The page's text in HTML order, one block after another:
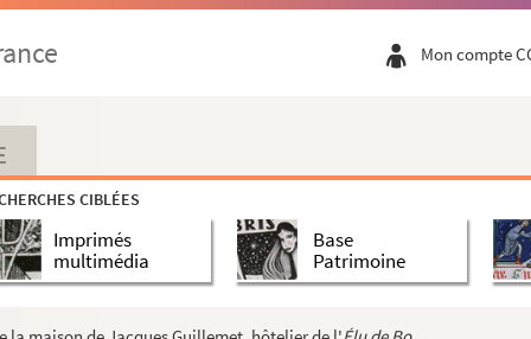
Mon compte
CIBLÉES
Imprimés
multimédia
Base
Patrimoine
la paroisse des Saints-Loup-et-Gilles, à Paris
de Saint-André-lez-Troyes
Cour), sur la mort de Jacques II, roi d'...
au général vicomte de Rambourgt, comm...
de la Bibliothèque de Troyes, suivie d...
de Troyes
jésuite
Étienne de Troyes